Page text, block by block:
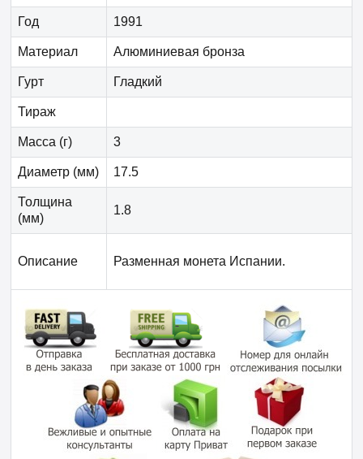
Год 1991
Материал Алюминиевая бронза
Гурт Гладкий
Тираж
Масса (г) 3
Диаметр (мм) 17.5
Толщина
(мм)
1.8
Описание Разменная монета Испании.